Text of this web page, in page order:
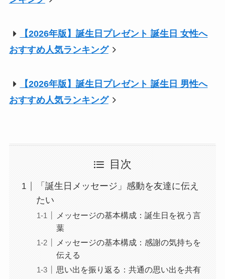
【2026年版】誕生日プレゼント 誕生日 女性へ
おすすめ人気ランキング
【2026年版】誕生日プレゼント 誕生日 男性へ
おすすめ人気ランキング
目次
「誕生日メッセージ」感動を友達に伝え
たい
メッセージの基本構成：誕生日を祝う言
葉
メッセージの基本構成：感謝の気持ちを
伝える
思い出を振り返る：共通の思い出を共有